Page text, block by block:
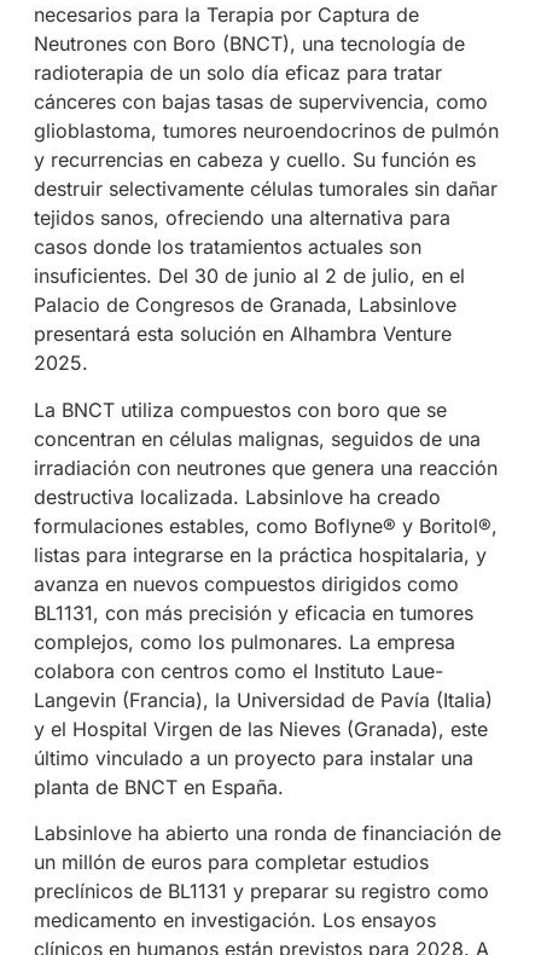
necesarios para la Terapia por Captura de
Neutrones con Boro (BNCT), una tecnología de
radioterapia de un solo día eficaz para tratar
cánceres con bajas tasas de supervivencia, como
glioblastoma, tumores neuroendocrinos de pulmón
y recurrencias en cabeza y cuello. Su función es
destruir selectivamente células tumorales sin dañar
tejidos sanos, ofreciendo una alternativa para
casos donde los tratamientos actuales son
insuficientes. Del 30 de junio al 2 de julio, en el
Palacio de Congresos de Granada, Labsinlove
presentará esta solución en Alhambra Venture
2025.
La BNCT utiliza compuestos con boro que se
concentran en células malignas, seguidos de una
irradiación con neutrones que genera una reacción
destructiva localizada. Labsinlove ha creado
formulaciones estables, como Boflyne® y Boritol®,
listas para integrarse en la práctica hospitalaria, y
avanza en nuevos compuestos dirigidos como
BL1131, con más precisión y eficacia en tumores
complejos, como los pulmonares. La empresa
colabora con centros como el Instituto Laue-
Langevin (Francia), la Universidad de Pavía (Italia)
y el Hospital Virgen de las Nieves (Granada), este
último vinculado a un proyecto para instalar una
planta de BNCT en España.
Labsinlove ha abierto una ronda de financiación de
un millón de euros para completar estudios
preclínicos de BL1131 y preparar su registro como
medicamento en investigación. Los ensayos
clínicos en humanos están previstos para 2028. A